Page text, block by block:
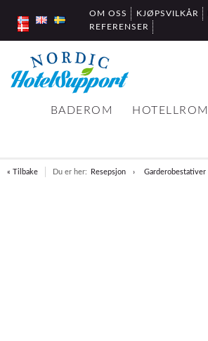
OM OSS KJØPSVILKÅR
REFERENSER
BADEROM HOTELLROM
« Tilbake Du er her: Resepsjon Garderobestativer